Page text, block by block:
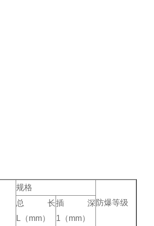
规格
防爆等级
总长
L（mm）
插深
1（mm）